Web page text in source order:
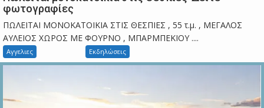
φωτογραφίες
ΠΩΛΕΙΤΑΙ ΜΟΝΟΚΑΤΟΙΚΙΑ ΣΤΙΣ ΘΕΣΠΙΕΣ , 55 τ.μ. , ΜΕΓΑΛΟΣ
ΑΥΛΕΙΟΣ ΧΩΡΟΣ ΜΕ ΦΟΥΡΝΟ , ΜΠΑΡΜΠΕΚΙΟΥ ....
Αγγελιες Εκδηλώσεις